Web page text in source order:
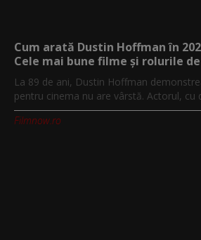
Cum arată Dustin Hoffman în
Cele mai bune filme și rolurile
La 89 de ani, Dustin Hoffman
pentru cinema nu are vârstă. Actorul, cu
Filmnow.ro